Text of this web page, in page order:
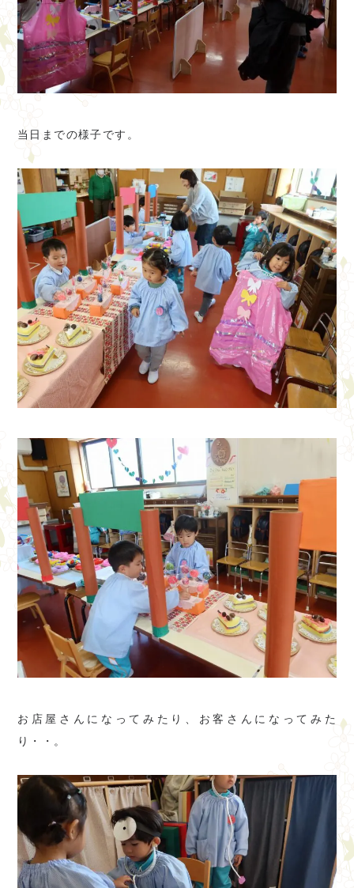
当日までの様子です。
お店屋さんになってみたり、お客さんになってみた
り・・。